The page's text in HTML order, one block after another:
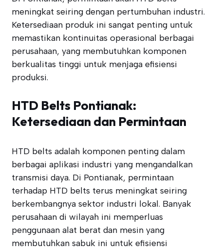
meningkat seiring dengan pertumbuhan industri.
Ketersediaan produk ini sangat penting untuk
memastikan kontinuitas operasional berbagai
perusahaan, yang membutuhkan komponen
berkualitas tinggi untuk menjaga efisiensi
produksi.
HTD Belts Pontianak:
Ketersediaan dan Permintaan
HTD belts adalah komponen penting dalam
berbagai aplikasi industri yang mengandalkan
transmisi daya. Di Pontianak, permintaan
terhadap HTD belts terus meningkat seiring
berkembangnya sektor industri lokal. Banyak
perusahaan di wilayah ini memperluas
penggunaan alat berat dan mesin yang
membutuhkan sabuk ini untuk efisiensi